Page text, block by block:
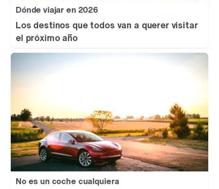
Dónde viajar en 2026
Los destinos que todos van a querer visitar
el próximo año
No es un coche cualquiera